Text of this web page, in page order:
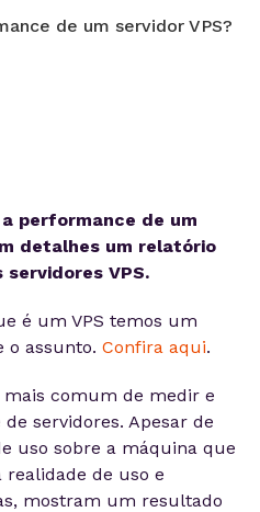
performance de um
detalhes um relatório
VPS.
é um VPS temos um
o assunto. Confira aqui.
comum de medir e
servidores. Apesar de
uso sobre a máquina que
de uso e
mostram um resultado